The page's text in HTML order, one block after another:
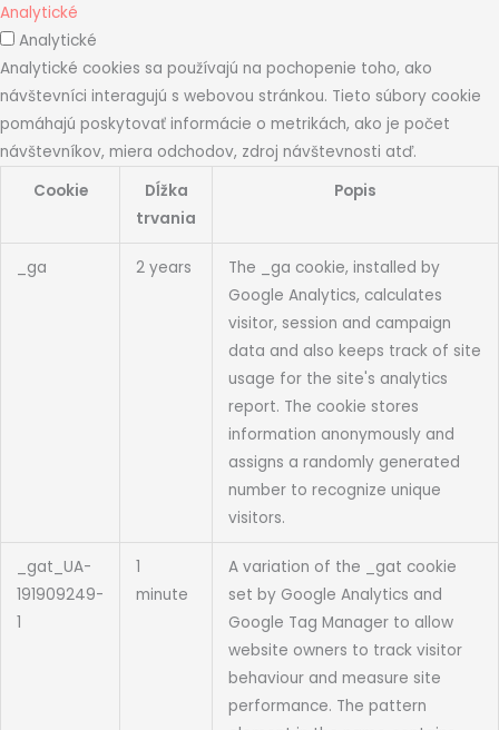
Analytické
Analytické
Analytické cookies sa používajú na pochopenie toho, ako
návštevníci interagujú s webovou stránkou. Tieto súbory cookie
pomáhajú poskytovať informácie o metrikách, ako je počet
návštevníkov, miera odchodov, zdroj návštevnosti atď.
Cookie
Dĺžka
trvania
Popis
_ga 2 years
The _ga cookie, installed by
Google Analytics, calculates
visitor, session and campaign
data and also keeps track of site
usage for the site's analytics
report. The cookie stores
information anonymously and
assigns a randomly generated
number to recognize unique
visitors.
_gat_UA-
191909249-
1
1
minute
A variation of the _gat cookie
set by Google Analytics and
Google Tag Manager to allow
website owners to track visitor
behaviour and measure site
performance. The pattern